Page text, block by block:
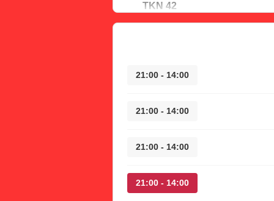
42 TKN
14:00 - 21:00
14:00 - 21:00
14:00 - 21:00
14:00 - 21:00